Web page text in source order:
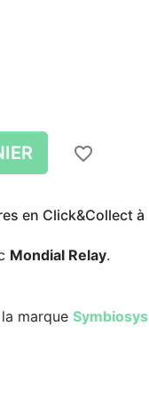
favorite_border
en Click&Collect à
Mondial Relay.
marque Symbiosys